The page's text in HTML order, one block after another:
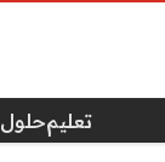
تعليمحلول